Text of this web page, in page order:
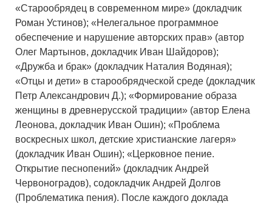
«Старообрядец в современном мире» (докладчик
Роман Устинов); «Нелегальное программное
обеспечение и нарушение авторских прав» (автор
Олег Мартынов, докладчик Иван Шайдоров);
«Дружба и брак» (докладчик Наталия Водяная);
«Отцы и дети» в старообрядческой среде (докладчик
Петр Александрович Д.); «Формирование образа
женщины в древнерусской традиции» (автор Елена
Леонова, докладчик Иван Ошин); «Проблема
воскресных школ, детские христианские лагеря»
(докладчик Иван Ошин); «Церковное пение.
Открытие песнопений» (докладчик Андрей
Червоноградов), содокладчик Андрей Долгов
(Проблематика пения). После каждого доклада